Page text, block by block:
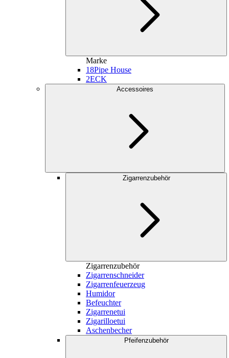
Marke
18Pipe House
2ECK
Accessoires
Zigarrenzubehör
Zigarrenzubehör
Zigarrenschneider
Zigarrenfeuerzeug
Humidor
Befeuchter
Zigarrenetui
Zigarilloetui
Aschenbecher
Pfeifenzubehör